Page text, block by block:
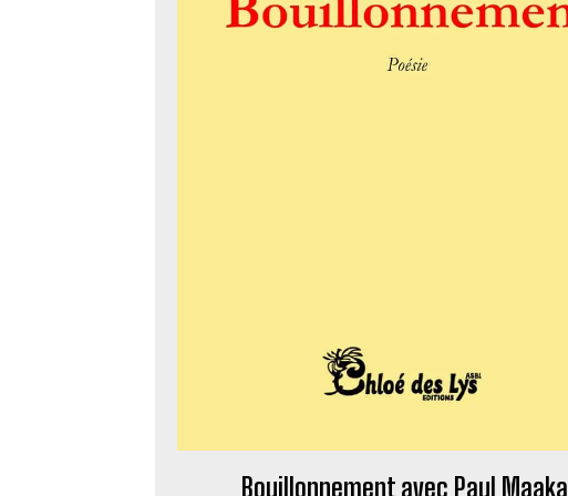
Bouillonnement avec Paul